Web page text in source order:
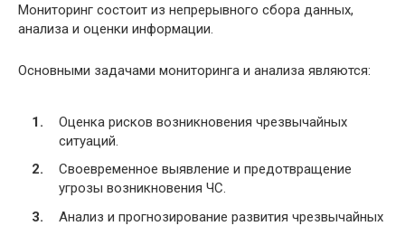
Мониторинг состоит из непрерывного сбора данных,
анализа и оценки информации.
Основными задачами мониторинга и анализа являются:
Оценка рисков возникновения чрезвычайных
ситуаций.
Своевременное выявление и предотвращение
угрозы возникновения ЧС.
Анализ и прогнозирование развития чрезвычайных